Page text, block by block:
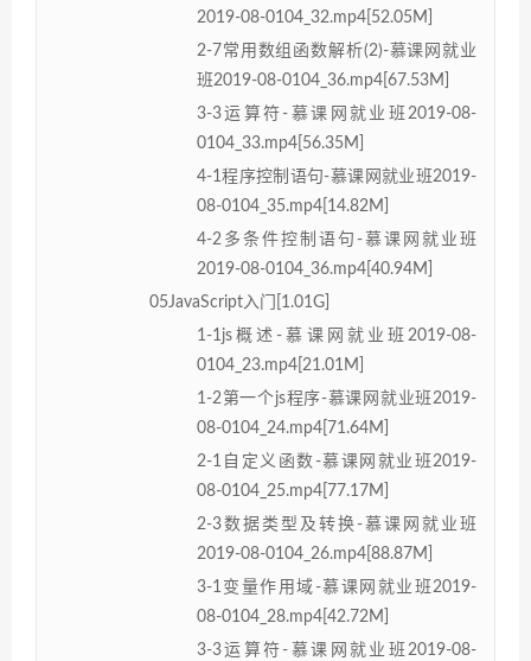
2019-08-0104_32.mp4[52.05M]
2-7常用数组函数解析(2)-慕课网就业
班2019-08-0104_36.mp4[67.53M]
3-3运算符-慕课网就业班2019-08-
0104_33.mp4[56.35M]
4-1程序控制语句-慕课网就业班2019-
08-0104_35.mp4[14.82M]
4-2多条件控制语句-慕课网就业班
2019-08-0104_36.mp4[40.94M]
05JavaScript入门[1.01G]
1-1js概述-慕课网就业班2019-08-
0104_23.mp4[21.01M]
1-2第一个js程序-慕课网就业班2019-
08-0104_24.mp4[71.64M]
2-1自定义函数-慕课网就业班2019-
08-0104_25.mp4[77.17M]
2-3数据类型及转换-慕课网就业班
2019-08-0104_26.mp4[88.87M]
3-1变量作用域-慕课网就业班2019-
08-0104_28.mp4[42.72M]
3-3运算符-慕课网就业班2019-08-